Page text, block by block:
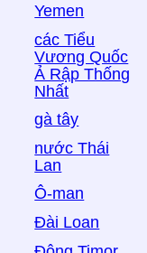
Yemen
các Tiểu
Vương Quốc
Ả Rập Thống
Nhất
gà tây
nước Thái
Lan
Ô-man
Đài Loan